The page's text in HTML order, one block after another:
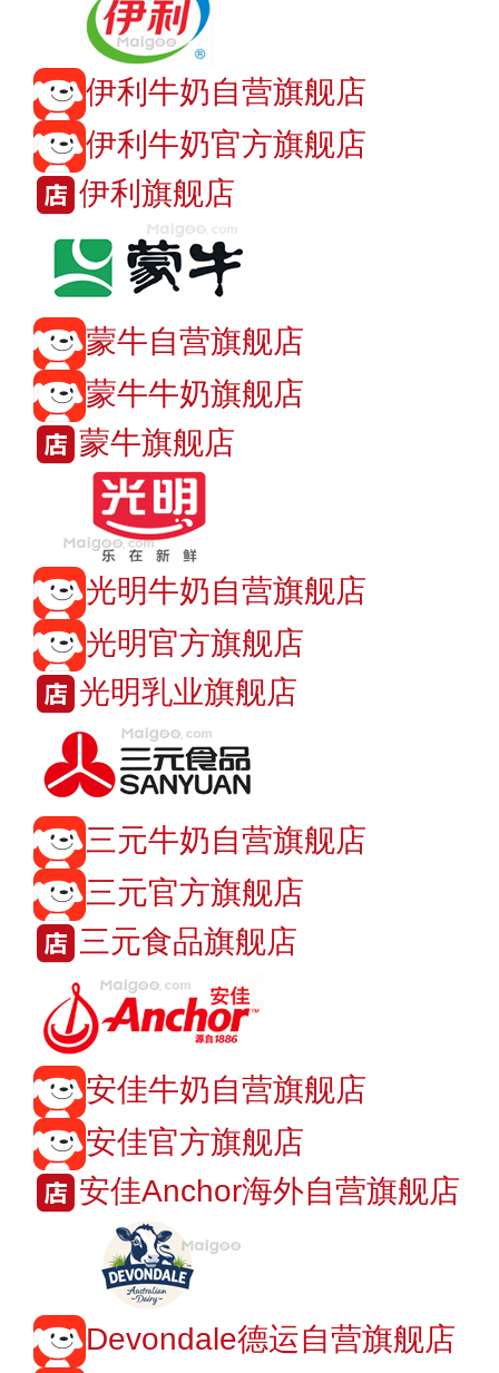
伊利牛奶自营旗舰店
伊利牛奶官方旗舰店
伊利旗舰店
蒙牛自营旗舰店
蒙牛牛奶旗舰店
蒙牛旗舰店
光明牛奶自营旗舰店
光明官方旗舰店
光明乳业旗舰店
三元牛奶自营旗舰店
三元官方旗舰店
三元食品旗舰店
安佳牛奶自营旗舰店
安佳官方旗舰店
安佳Anchor海外自营旗舰店
Devondale德运自营旗舰店